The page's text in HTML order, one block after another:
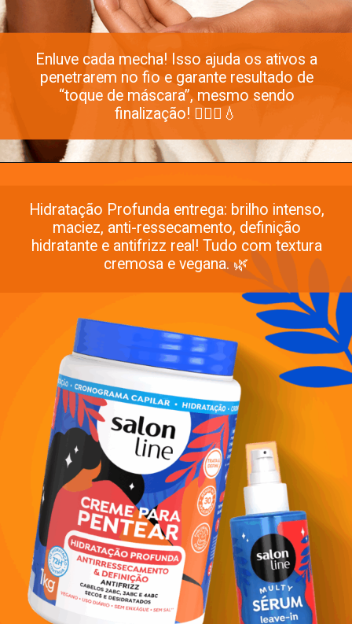
Enluve cada mecha! Isso ajuda os ativos a
penetrarem no fio e garante resultado de
“toque de máscara”, mesmo sendo
finalização! 💆🏽‍♀️💧
Hidratação Profunda entrega: brilho intenso,
maciez, anti-ressecamento, definição
hidratante e antifrizz real! Tudo com textura
cremosa e vegana. 🌿